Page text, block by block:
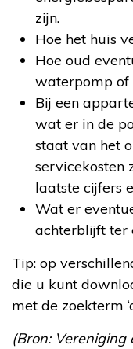
zijn.
Hoe het huis
Hoe oud
waterpomp of
Bij een
wat er in de
staat van het
servicekosten
laatste cijfers
Wat er
achterblijft ter
Tip: op
die u kunt
met de zoekterm
(Bron: Vereniging